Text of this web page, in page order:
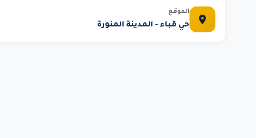
الموقع
حي قباء - المدينة المنورة